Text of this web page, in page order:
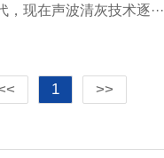
，现在声波清灰技术逐···
1 >>